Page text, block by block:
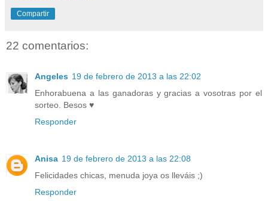
Compartir
22 comentarios:
Angeles 19 de febrero de 2013 a las 22:02
Enhorabuena a las ganadoras y gracias a vosotras por el
sorteo. Besos ♥
Responder
Anisa 19 de febrero de 2013 a las 22:08
Felicidades chicas, menuda joya os lleváis ;)
Responder